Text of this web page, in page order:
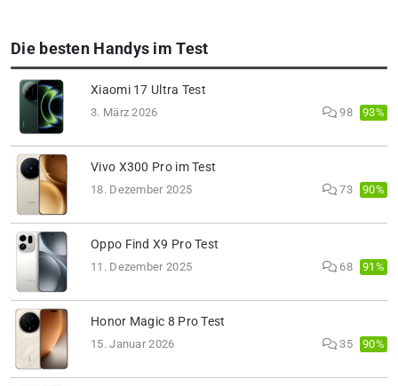
Die besten Handys im Test
Xiaomi 17 Ultra Test
3. März 2026 98 93%
Vivo X300 Pro im Test
18. Dezember 2025 73 90%
Oppo Find X9 Pro Test
11. Dezember 2025 68 91%
Honor Magic 8 Pro Test
15. Januar 2026 35 90%